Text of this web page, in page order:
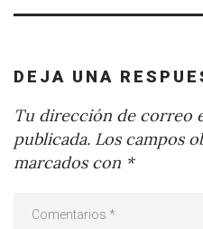
DEJA UNA
Tu dirección de correo
publicada. Los campos
marcados con *